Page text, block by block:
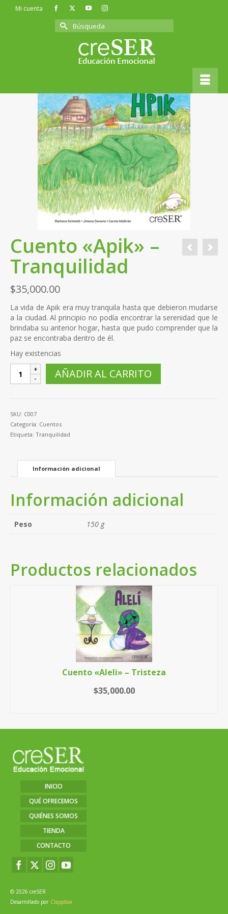
Mi cuenta
Buscar
por:
Inicio Cuentos » Cuento «Apik» – Tranquilidad
Cuento «Apik» –
Tranquilidad
$35,000.00
La vida de Apik era muy tranquila hasta que debieron mudarse
a la ciudad. Al principio no podía encontrar la serenidad que le
brindaba su anterior hogar, hasta que pudo comprender que la
paz se encontraba dentro de él.
Hay existencias
Cuento
"Apik"
AÑADIR AL CARRITO
SKU: C007
Categoría: Cuentos
Etiqueta: Tranquilidad
Información adicional
Información adicional
Peso 150 g
Productos relacionados
Cuento «Aleli» – Tristeza
$35,000.00
INICIO
QUÉ OFRECEMOS
QUIÉNES SOMOS
TIENDA
CONTACTO
© 2026 creSER
Desarrollado por Clappbox